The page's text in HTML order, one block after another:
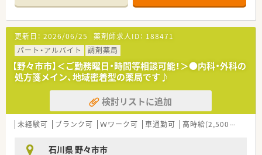
更新日： 2026/06/25 薬剤師求人ID： 188471
パート・アルバイト
調剤薬局
【野々市市】＜ご勤務曜日・時間等相談可能！＞●内科・外科の
処方箋メイン、地域密着型の薬局です♪
検討リストに追加
未経験可 ブランク可 Ｗワーク可 車通勤可 高時給(2,500円以上)
石川県 野々市市